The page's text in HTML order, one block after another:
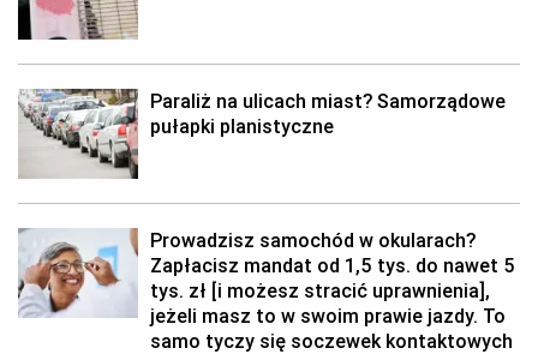
Paraliż na ulicach miast? Samorządowe
pułapki planistyczne
Prowadzisz samochód w okularach?
Zapłacisz mandat od 1,5 tys. do nawet 5
tys. zł [i możesz stracić uprawnienia],
jeżeli masz to w swoim prawie jazdy. To
samo tyczy się soczewek kontaktowych